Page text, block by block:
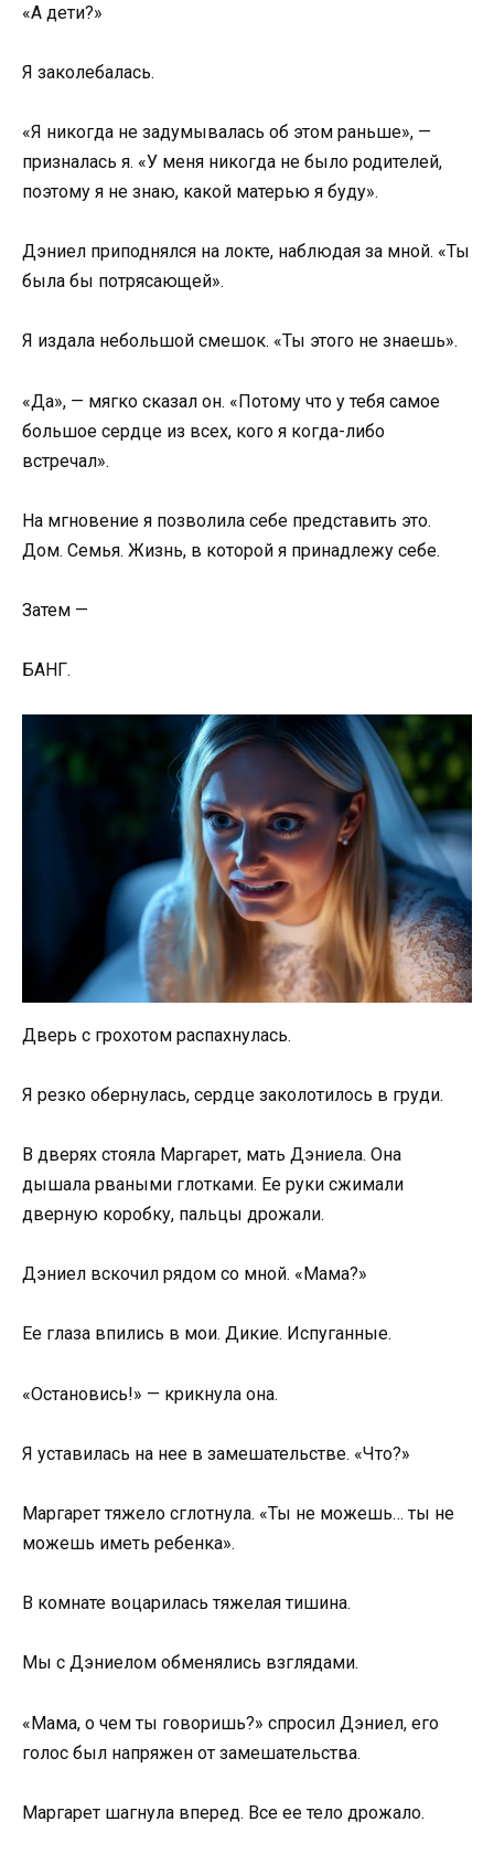
«А дети?»
Я заколебалась.
«Я никогда не задумывалась об этом раньше», —
призналась я. «У меня никогда не было родителей,
поэтому я не знаю, какой матерью я буду».
Дэниел приподнялся на локте, наблюдая за мной. «Ты
была бы потрясающей».
Я издала небольшой смешок. «Ты этого не знаешь».
«Да», — мягко сказал он. «Потому что у тебя самое
большое сердце из всех, кого я когда-либо
встречал».
На мгновение я позволила себе представить это.
Дом. Семья. Жизнь, в которой я принадлежу себе.
Затем —
БАНГ.
Дверь с грохотом распахнулась.
Я резко обернулась, сердце заколотилось в груди.
В дверях стояла Маргарет, мать Дэниела. Она
дышала рваными глотками. Ее руки сжимали
дверную коробку, пальцы дрожали.
Дэниел вскочил рядом со мной. «Мама?»
Ее глаза впились в мои. Дикие. Испуганные.
«Остановись!» — крикнула она.
Я уставилась на нее в замешательстве. «Что?»
Маргарет тяжело сглотнула. «Ты не можешь… ты не
можешь иметь ребенка».
В комнате воцарилась тяжелая тишина.
Мы с Дэниелом обменялись взглядами.
«Мама, о чем ты говоришь?» спросил Дэниел, его
голос был напряжен от замешательства.
Маргарет шагнула вперед. Все ее тело дрожало.